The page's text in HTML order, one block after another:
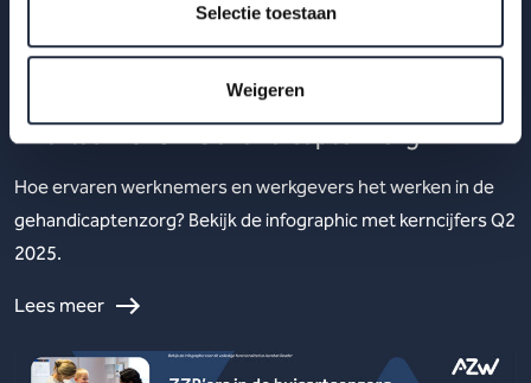
Selectie toestaan
Weigeren
29 okt 2025
Werknemers- en werkgeversenquête 2e
kwartaal 2025 – Gehandicaptenzorg
Hoe ervaren werknemers en werkgevers het werken in de
gehandicaptenzorg? Bekijk de infographic met kerncijfers Q2
2025.
Lees meer